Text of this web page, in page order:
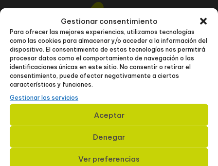
Gestionar consentimiento
Para ofrecer las mejores experiencias, utilizamos tecnologías
como las cookies para almacenar y/o acceder a la información del
dispositivo. El consentimiento de estas tecnologías nos permitirá
procesar datos como el comportamiento de navegación o las
identificaciones únicas en este sitio. No consentir o retirar el
consentimiento, puede afectar negativamente a ciertas
características y funciones.
Gestionar los servicios
Aceptar
Denegar
Ver preferencias
ALFARO
12